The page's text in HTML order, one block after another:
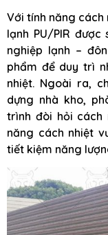
Với tính năng
lạnh PU/PIR
nghiệp lạnh –
phẩm để duy trì
nhiệt. Ngoài ra,
dựng nhà kho,
trình đòi hỏi cách
năng cách nhiệt
tiết kiệm năng